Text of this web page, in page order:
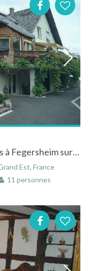
Chambres d'hôtes Les Chalinettes à Fegersheim sur la route des vins à 12 km de Strasbourg
Est, France
11 personnes